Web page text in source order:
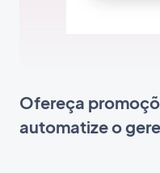
Ofereça
automatize o